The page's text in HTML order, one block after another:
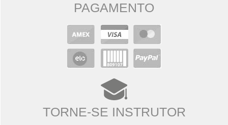
PAGAMENTO
TORNE-SE INSTRUTOR